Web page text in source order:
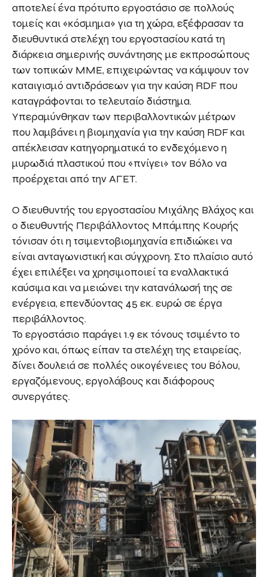
αποτελεί ένα πρότυπο εργοστάσιο σε πολλούς
τομείς και «κόσμημα» για τη χώρα, εξέφρασαν τα
διευθυντικά στελέχη του εργοστασίου κατά τη
διάρκεια σημερινής συνάντησης με εκπροσώπους
των τοπικών ΜΜΕ, επιχειρώντας να κάμψουν τον
καταιγισμό αντιδράσεων για την καύση RDF που
καταγράφονται το τελευταίο διάστημα.
Υπεραμύνθηκαν των περιβαλλοντικών μέτρων
που λαμβάνει η βιομηχανία για την καύση RDF και
απέκλεισαν κατηγορηματικά το ενδεχόμενο η
μυρωδιά πλαστικού που «πνίγει» τον Βόλο να
προέρχεται από την ΑΓΕΤ.
Ο διευθυντής του εργοστασίου Μιχάλης Βλάχος και
ο διευθυντής Περιβάλλοντος Μπάμπης Κουρής
τόνισαν ότι η τσιμεντοβιομηχανία επιδιώκει να
είναι ανταγωνιστική και σύγχρονη. Στο πλαίσιο αυτό
έχει επιλέξει να χρησιμοποιεί τα εναλλακτικά
καύσιμα και να μειώνει την κατανάλωσή της σε
ενέργεια, επενδύοντας 45 εκ. ευρώ σε έργα
περιβάλλοντος.
Το εργοστάσιο παράγει 1.9 εκ τόνους τσιμέντο το
χρόνο και, όπως είπαν τα στελέχη της εταιρείας,
δίνει δουλειά σε πολλές οικογένειες του Βόλου,
εργαζόμενους, εργολάβους και διάφορους
συνεργάτες.